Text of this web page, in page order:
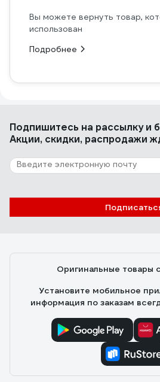
Вы можете вернуть товар,
использован
Подробнее
Подпишитесь на рассылкуи
Акции, скидки, распродажи
Оригинальные товары
Установите мобильное
информация по заказам